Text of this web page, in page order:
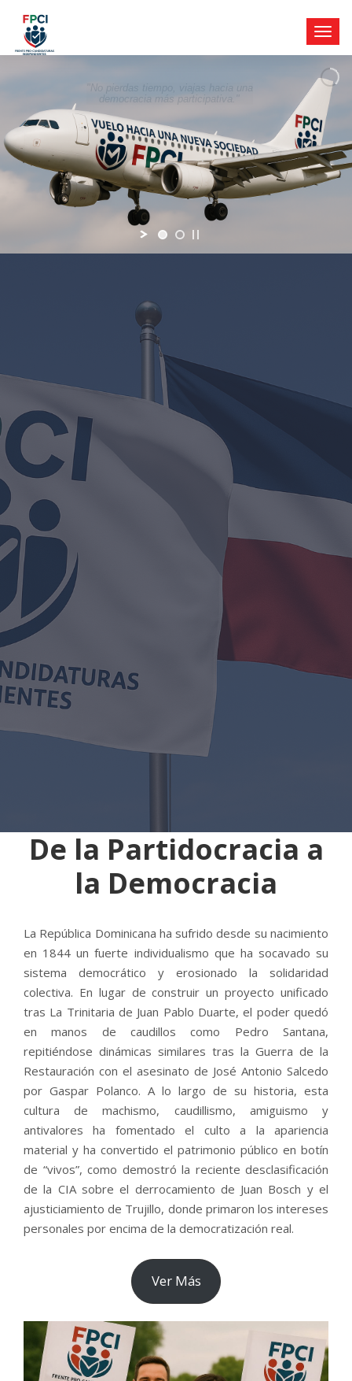
"No pierdas tiempo, viajas hacia una
democracia más participativa."
De la Partidocracia a
la Democracia
La República Dominicana ha sufrido desde su nacimiento
en 1844 un fuerte individualismo que ha socavado su
sistema democrático y erosionado la solidaridad
colectiva. En lugar de construir un proyecto unificado
tras La Trinitaria de Juan Pablo Duarte, el poder quedó
en manos de caudillos como Pedro Santana,
repitiéndose dinámicas similares tras la Guerra de la
Restauración con el asesinato de José Antonio Salcedo
por Gaspar Polanco. A lo largo de su historia, esta
cultura de machismo, caudillismo, amiguismo y
antivalores ha fomentado el culto a la apariencia
material y ha convertido el patrimonio público en botín
de “vivos”, como demostró la reciente desclasificación
de la CIA sobre el derrocamiento de Juan Bosch y el
ajusticiamiento de Trujillo, donde primaron los intereses
personales por encima de la democratización real.
Ver Más